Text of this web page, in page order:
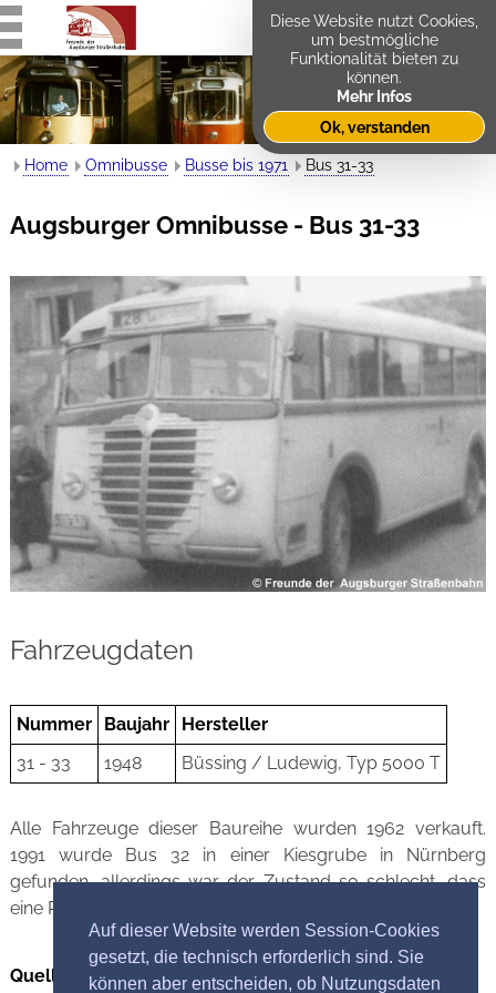
Auf dieser Website werden Session-Cookies
gesetzt, die technisch erforderlich sind. Sie
können aber entscheiden, ob Nutzungsdaten
Home Omnibusse Busse bis 1971 Bus 31-33
Augsburger Omnibusse - Bus 31-33
Fahrzeugdaten
Nummer Baujahr
Hersteller
31 - 33
1948 Büssing / Ludewig, Typ 5000 T
Alle Fahrzeuge dieser Baureihe wurden 1962 verkauft.
1991 wurde Bus 32 in einer Kiesgrube in Nürnberg
gefunden, allerdings war der Zustand so schlecht, dass
eine Restaurierung nicht mehr möglich war.
Quellennachweis Bild
Diese Website nutzt Cookies,
um bestmögliche
Funktionalität bieten zu
können.
Mehr Infos
Ok, verstanden